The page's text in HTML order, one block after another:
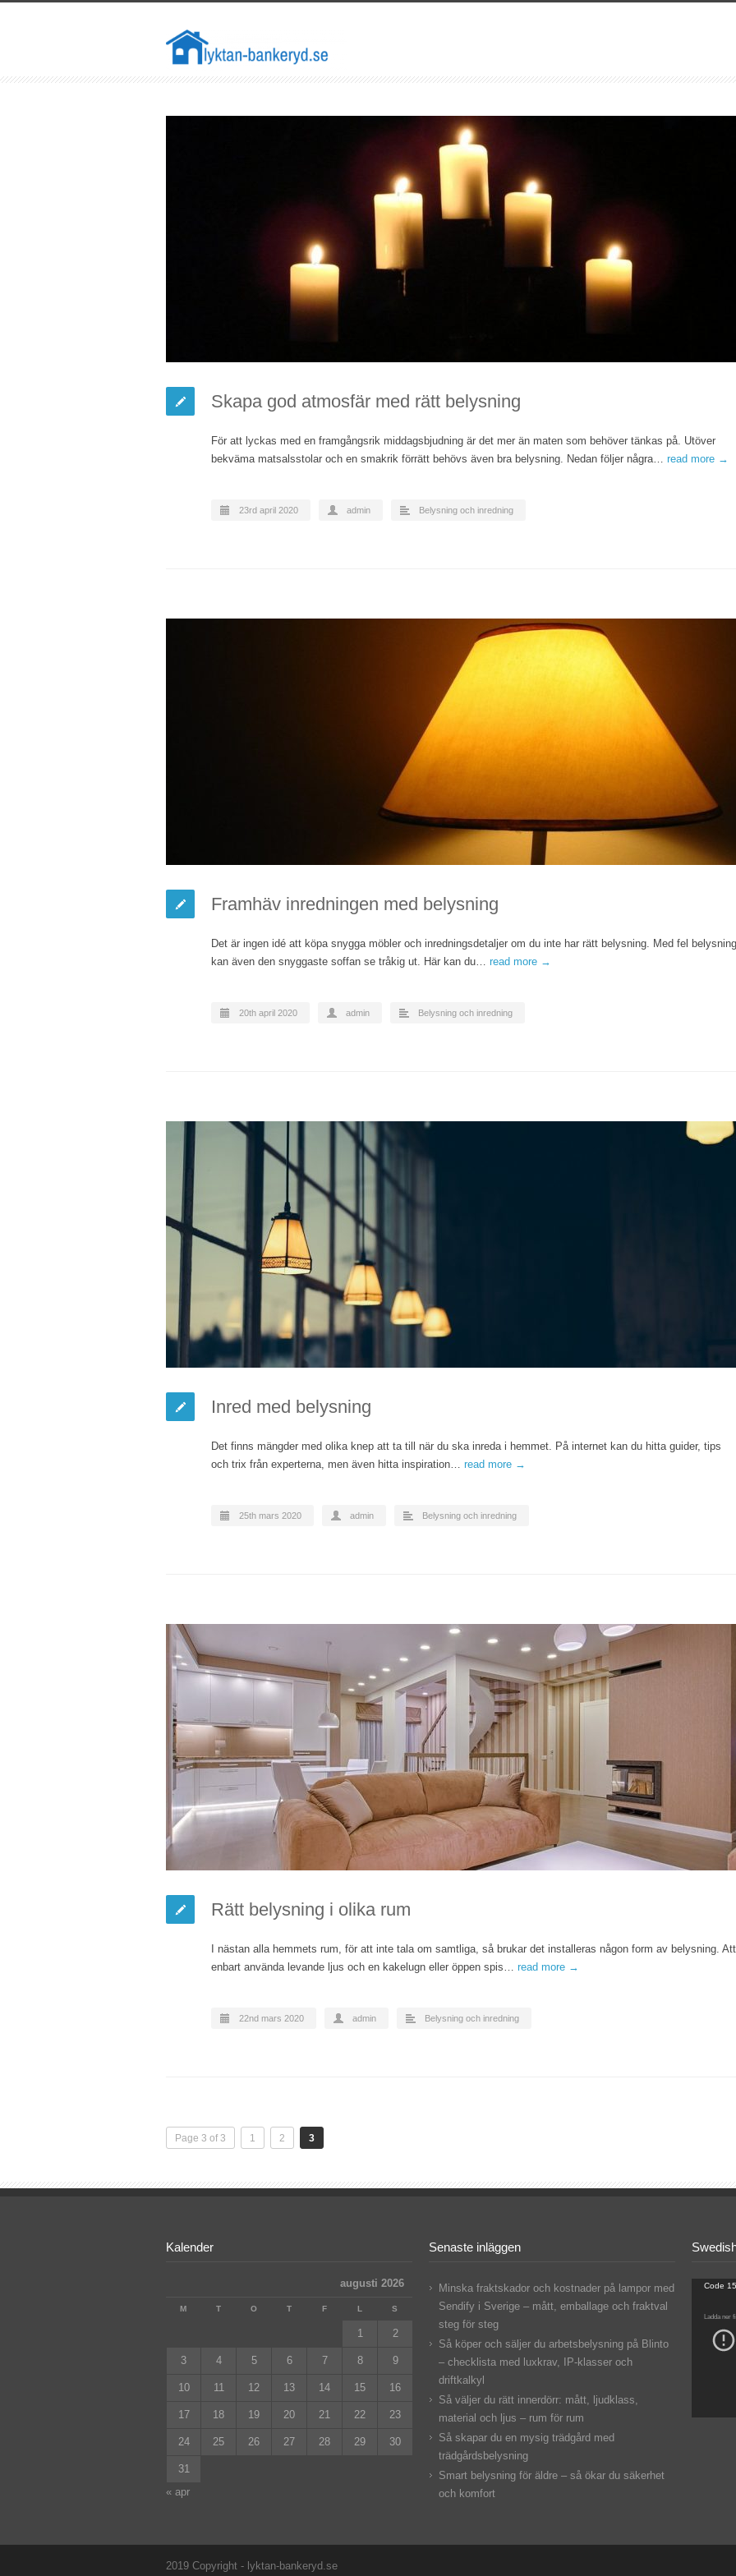
Skapa god atmosfär med rätt belysning
För att lyckas med en framgångsrik middagsbjudning är det mer än maten som behöver tänkas på. Utöver
bekväma matsalsstolar och en smakrik förrätt behövs även bra belysning. Nedan följer några… read more →
23rd april 2020 admin Belysning och inredning
Framhäv inredningen med belysning
Det är ingen idé att köpa snygga möbler och inredningsdetaljer om du inte har rätt belysning. Med fel belysning
kan även den snyggaste soffan se tråkig ut. Här kan du… read more →
20th april 2020 admin Belysning och inredning
Inred med belysning
Det finns mängder med olika knep att ta till när du ska inreda i hemmet. På internet kan du hitta guider, tips
och trix från experterna, men även hitta inspiration… read more →
25th mars 2020 admin Belysning och inredning
Rätt belysning i olika rum
I nästan alla hemmets rum, för att inte tala om samtliga, så brukar det installeras någon form av belysning. Att
enbart använda levande ljus och en kakelugn eller öppen spis… read more →
22nd mars 2020 admin Belysning och inredning
Page 3 of 3 1 2 3
Kalender
augusti 2026
M T O T F L S
1 2
3 4 5 6 7 8 9
10 11 12 13 14 15 16
17 18 19 20 21 22 23
24 25 26 27 28 29 30
31
« apr
Senaste inläggen
Minska fraktskador och kostnader på lampor med
Sendify i Sverige – mått, emballage och fraktval
steg för steg
Så köper och säljer du arbetsbelysning på Blinto
– checklista med luxkrav, IP‑klasser och
driftkalkyl
Så väljer du rätt innerdörr: mått, ljudklass,
material och ljus – rum för rum
Så skapar du en mysig trädgård med
trädgårdsbelysning
Smart belysning för äldre – så ökar du säkerhet
och komfort
Code
Ladda ner